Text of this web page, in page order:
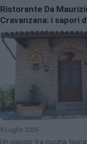
Ristorante Da
Cravanzana: i sapori
8 Luglio 2026
Un viaggio tra cucina